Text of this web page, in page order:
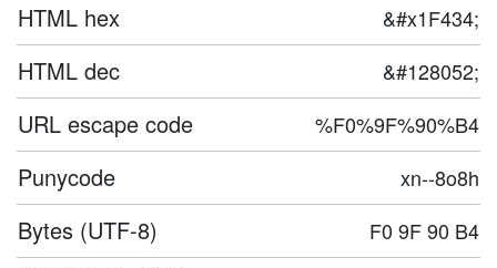
HTML hex &#x1F434;
HTML dec &#128052;
URL escape code %F0%9F%90%B4
Punycode xn--8o8h
Bytes (UTF-8) F0 9F 90 B4